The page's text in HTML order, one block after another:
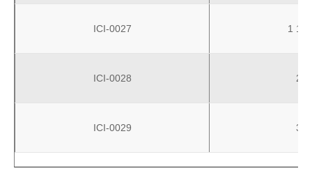
ICI-0027 1 1/
ICI-0028 2"
ICI-0029 3"